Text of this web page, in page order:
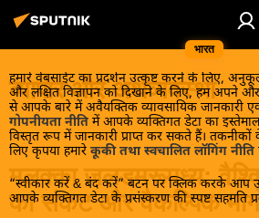
भारत
हमारे वेबसाईट का प्रदर्शन उत्कृष्ट करने के लिए, अनुकूल
और लक्षित विज्ञापन को दिखाने के लिए, हम अपने और
से आपके बारे में अवैयक्तिक व्यावसायिक जानकारी
गोपनीयता नीति में आपके व्यक्तिगत डेटा का
विस्तृत रूप में जानकारी प्राप्त कर सकते हैं। तकनीकों
लिए कृपया हमारे कूकी तथा स्वचालित लॉगिंग नीति
“स्वीकार करें & बंद करें” बटन पर क्लिक करके आप
आपके व्यक्तिगत डेटा के प्रसंस्करण की स्पष्ट सहमति
व्यापार और अर्थव्यवस्था
मलक्का जलडमरूमध्य:
का संकट और वैकल्पिक